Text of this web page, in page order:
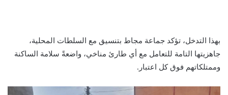
بهذا التدخل، تؤكد جماعة مجاط بتنسيق مع السلطات المحلية،
جاهزيتها التامة للتعامل مع أي طارئ مناخي، واضعةً سلامة الساكنة
وممتلكاتهم فوق كل اعتبار.